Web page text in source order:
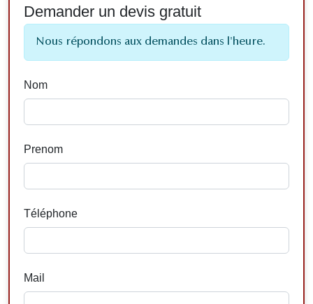
Demander un devis gratuit
Nous répondons aux demandes dans l'heure.
Nom
Prenom
Téléphone
Mail